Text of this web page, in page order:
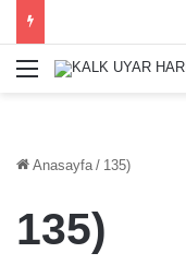
Menü
Anasayfa / 135)
135)